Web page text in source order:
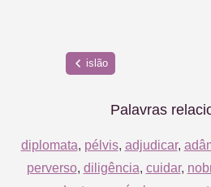
islão
Palavras
diplomata, pélvis, adjudicar,
perverso, diligência, cuidar,